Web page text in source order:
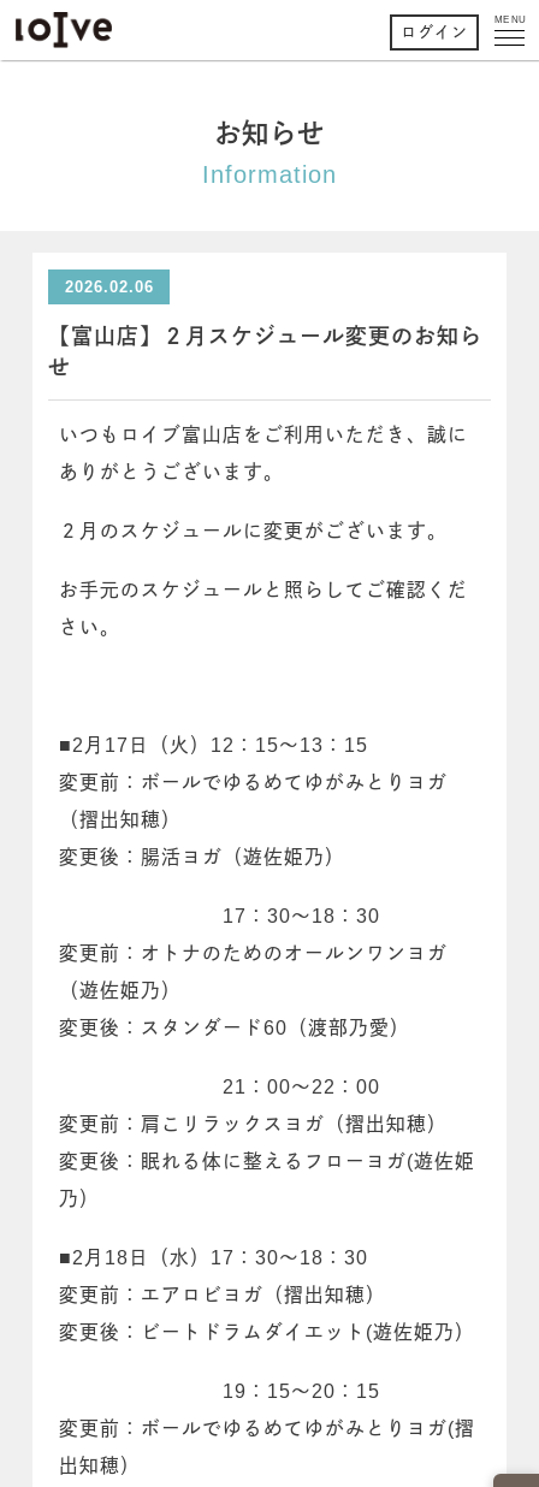
MENU
ログイン
お知らせ
Information
2026.02.06
【富山店】２月スケジュール変更のお知ら
せ
いつもロイブ富山店をご利用いただき、誠に
ありがとうございます。
２月のスケジュールに変更がございます。
お手元のスケジュールと照らしてご確認くだ
さい。
■2月17日（火）12：15～13：15
変更前：ボールでゆるめてゆがみとりヨガ
（摺出知穂）
変更後：腸活ヨガ（遊佐姫乃）
17：30～18：30
変更前：オトナのためのオールンワンヨガ
（遊佐姫乃）
変更後：スタンダード60（渡部乃愛）
21：00～22：00
変更前：肩こリラックスヨガ（摺出知穂）
変更後：眠れる体に整えるフローヨガ(遊佐姫
乃）
■2月18日（水）17：30～18：30
変更前：エアロビヨガ（摺出知穂）
変更後：ビートドラムダイエット(遊佐姫乃）
19：15～20：15
変更前：ボールでゆるめてゆがみとりヨガ(摺
出知穂）